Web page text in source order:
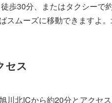
歩30分、またはタクシーで
スムーズに移動できますよ
セス
川北ICから約20分とアクセ